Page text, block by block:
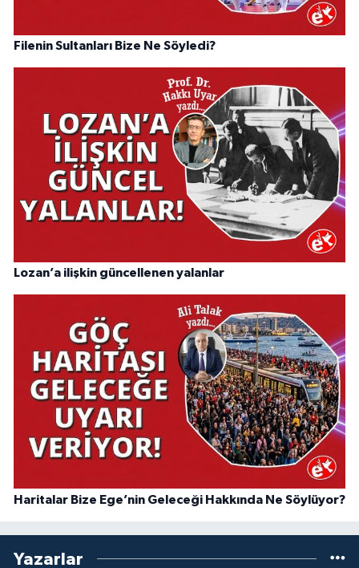
Filenin Sultanları Bize Ne Söyledi?
Lozan’a ilişkin güncellenen yalanlar
Haritalar Bize Ege’nin Geleceği Hakkında Ne Söylüyor?
Yazarlar